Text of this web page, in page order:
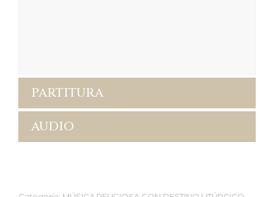
PARTITURA
AUDIO